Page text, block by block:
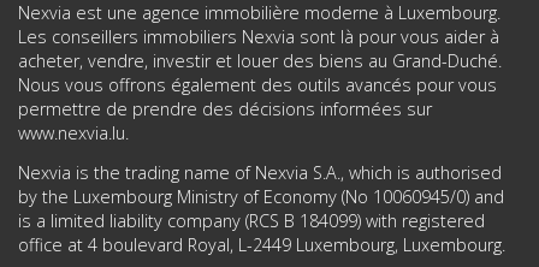
Nexvia est une agence immobilière moderne à Luxembourg.
Les conseillers immobiliers Nexvia sont là pour vous aider à
acheter, vendre, investir et louer des biens au Grand-Duché.
Nous vous offrons également des outils avancés pour vous
permettre de prendre des décisions informées sur
www.nexvia.lu.
Nexvia is the trading name of Nexvia S.A., which is authorised
by the Luxembourg Ministry of Economy (No 10060945/0) and
is a limited liability company (RCS B 184099) with registered
office at 4 boulevard Royal, L-2449 Luxembourg, Luxembourg.